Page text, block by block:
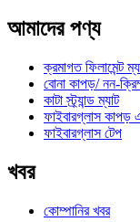
আমাদের পণ্য
ক্রমাগত ফিলামেন্ট
বোনা কাপড়/ নন-
কাটা স্ট্র্যান্ড ম্যাট
ফাইবারগ্লাস কাপড়
ফাইবারগ্লাস টেপ
খবর
কোম্পানির খবর